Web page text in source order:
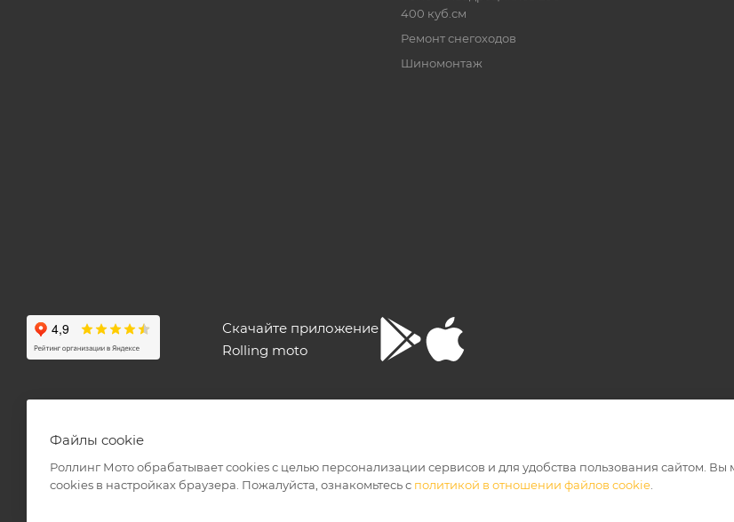
400 куб.см
Ремонт снегоходов
Шиномонтаж
Скачайте приложение
Rolling moto
ПОЛЬЗОВАТЕЛЬСКОЕ СОГЛАШЕНИЕПУБЛИЧНАЯ ОФЕРТАПОЛИТИКА КОНФИДЕНЦИАЛЬНОСТИ
Файлы cookie
Роллинг Мото обрабатывает сookies с целью персонализации сервисов и для удобства пользования сайтом. Вы
сookies в настройках браузера. Пожалуйста, ознакомьтесь с политикой в отношении файлов cookie